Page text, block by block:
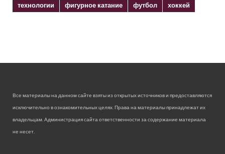
технологии
фигурное катание футбол хоккей
Все материалы на данном сайте взяты из открытых источников и предоставляются
исключительно в ознакомительных целях. Права на материалы принадлежат их
владельцам. Администрация сайта ответственности за содержание материала
не несет.